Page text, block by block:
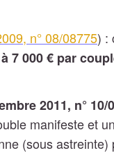
n° 08/08775) :
7 000 € par
2011, n° 10/
manifeste et
(sous astreinte)